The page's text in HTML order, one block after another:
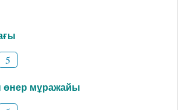
5
өнер мұражайы